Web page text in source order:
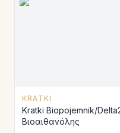
KRATKI
Kratki Biopojemnik/
Βιοαιθανόλης